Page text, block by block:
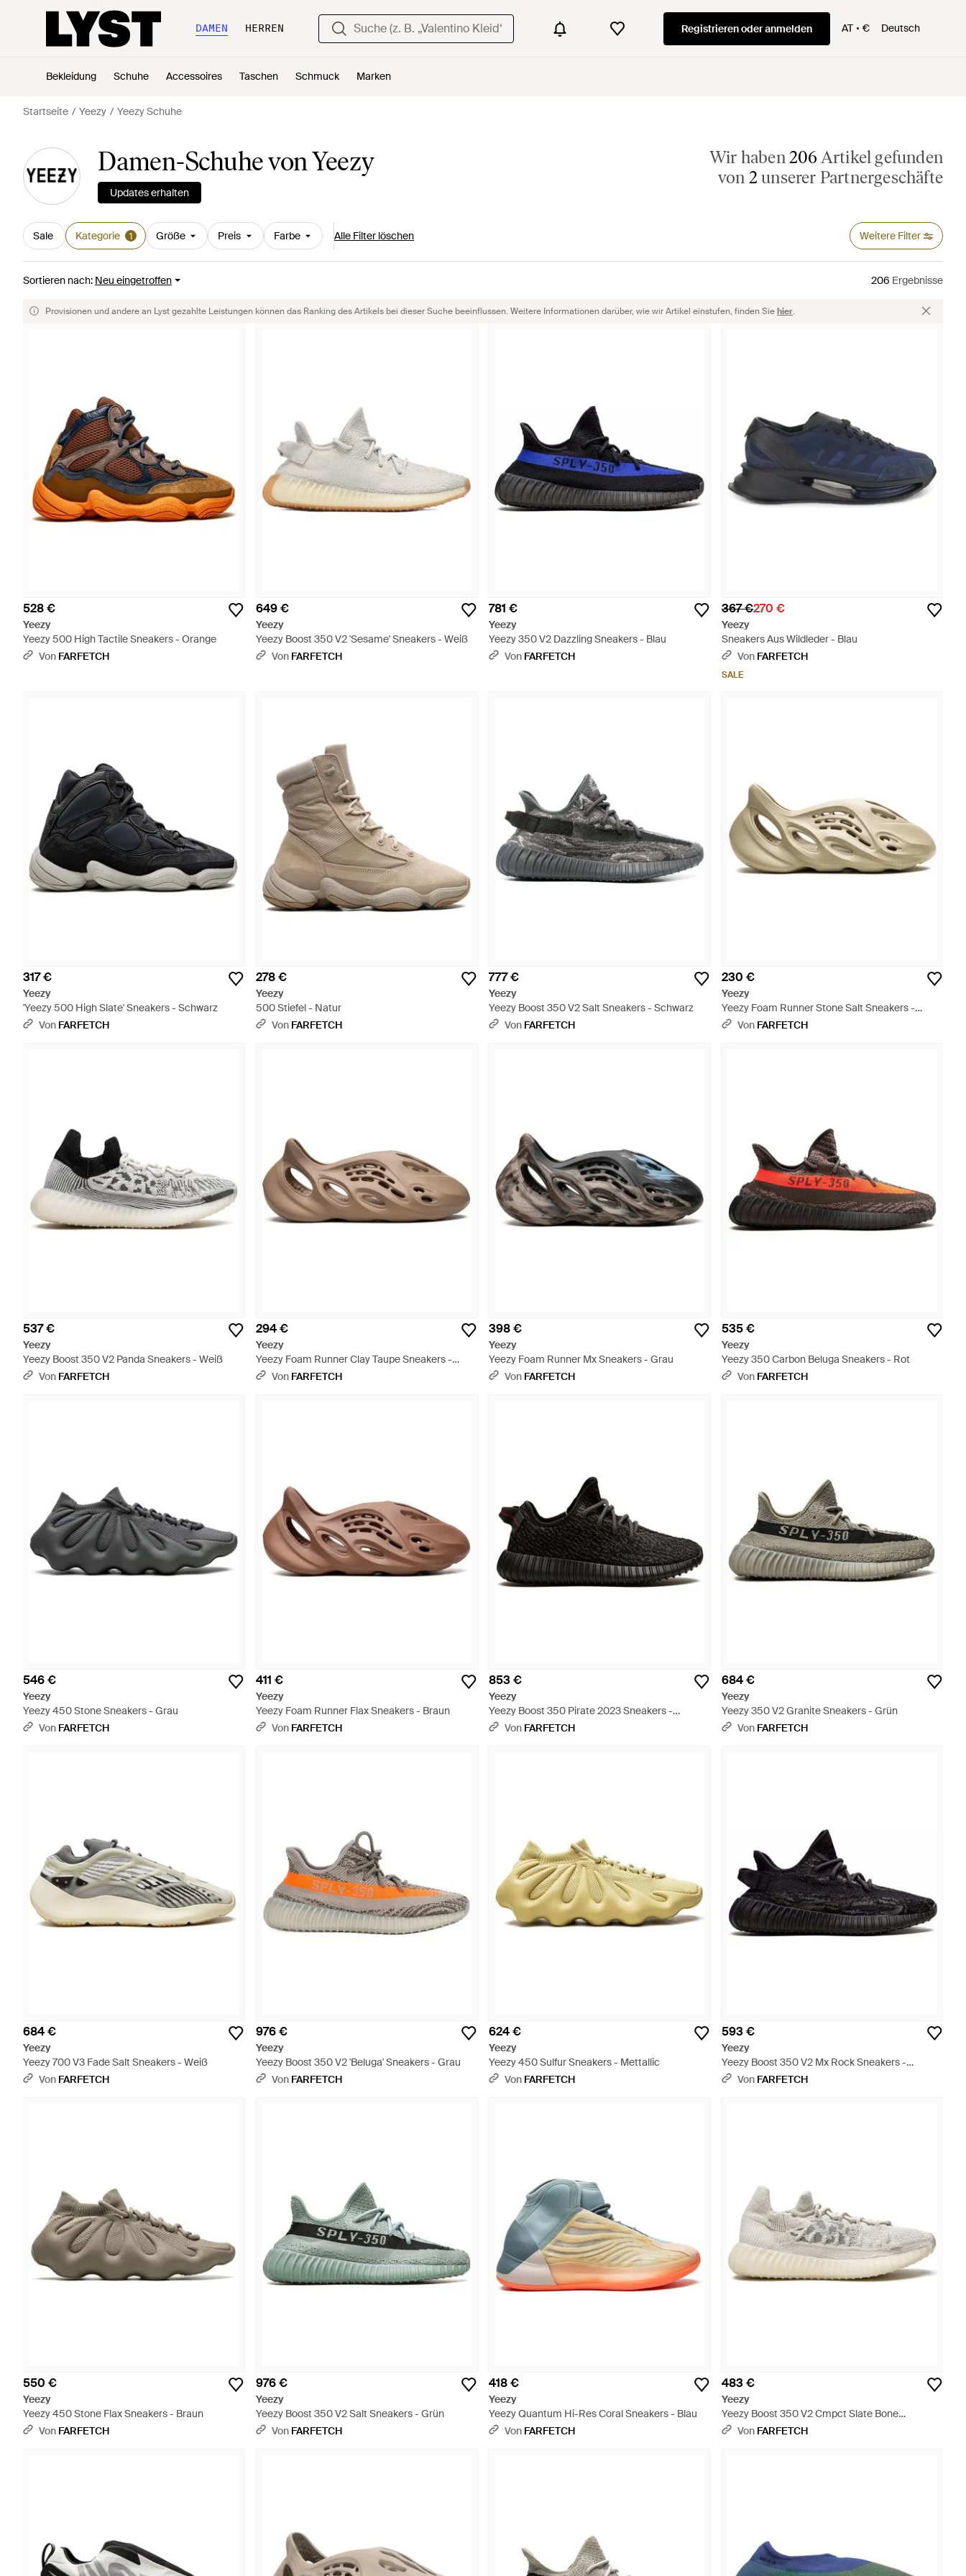
DAMEN HERREN Registrieren oder anmelden AT € Deutsch
Bekleidung Schuhe Accessoires Taschen Schmuck Marken
Startseite Yeezy Yeezy Schuhe
Damen-Schuhe von Yeezy
Updates erhalten
Wir haben206 Artikel gefunden
von 2 unserer Partnergeschäfte
Sale Kategorie 1 Größe Preis Farbe Alle Filter löschen Weitere Filter
Sortieren nach: Neu eingetroffen 206 Ergebnisse
Provisionen und andere an Lyst gezahlte Leistungen können das Ranking des Artikels bei dieser Suche beeinflussen. Weitere Informationen darüber, wie wir Artikel einstufen, finden Siehier.
528 €
Yeezy
Yeezy 500 High Tactile Sneakers - Orange
Von FARFETCH
649 €
Yeezy
Yeezy Boost 350 V2 'Sesame' Sneakers - Weiß
Von FARFETCH
781 €
Yeezy
Yeezy 350 V2 Dazzling Sneakers - Blau
Von FARFETCH
367 €270 €
Yeezy
Sneakers Aus Wildleder - Blau
Von FARFETCH
SALE
317 €
Yeezy
'Yeezy 500 High Slate' Sneakers - Schwarz
Von FARFETCH
278 €
Yeezy
500 Stiefel - Natur
Von FARFETCH
777 €
Yeezy
Yeezy Boost 350 V2 Salt Sneakers - Schwarz
Von FARFETCH
230 €
Yeezy
Yeezy Foam Runner Stone Salt Sneakers -
Natur
Von FARFETCH
537 €
Yeezy
Yeezy Boost 350 V2 Panda Sneakers - Weiß
Von FARFETCH
294 €
Yeezy
Yeezy Foam Runner Clay Taupe Sneakers -
Braun
Von FARFETCH
398 €
Yeezy
Yeezy Foam Runner Mx Sneakers - Grau
Von FARFETCH
535 €
Yeezy
Yeezy 350 Carbon Beluga Sneakers - Rot
Von FARFETCH
546 €
Yeezy
Yeezy 450 Stone Sneakers - Grau
Von FARFETCH
411 €
Yeezy
Yeezy Foam Runner Flax Sneakers - Braun
Von FARFETCH
853 €
Yeezy
Yeezy Boost 350 Pirate 2023 Sneakers -
Schwarz
Von FARFETCH
684 €
Yeezy
Yeezy 350 V2 Granite Sneakers - Grün
Von FARFETCH
684 €
Yeezy
Yeezy 700 V3 Fade Salt Sneakers - Weiß
Von FARFETCH
976 €
Yeezy
Yeezy Boost 350 V2 'Beluga' Sneakers - Grau
Von FARFETCH
624 €
Yeezy
Yeezy 450 Sulfur Sneakers - Mettallic
Von FARFETCH
593 €
Yeezy
Yeezy Boost 350 V2 Mx Rock Sneakers -
Schwarz
Von FARFETCH
550 €
Yeezy
Yeezy 450 Stone Flax Sneakers - Braun
Von FARFETCH
976 €
Yeezy
Yeezy Boost 350 V2 Salt Sneakers - Grün
Von FARFETCH
418 €
Yeezy
Yeezy Quantum Hi-Res Coral Sneakers - Blau
Von FARFETCH
483 €
Yeezy
Yeezy Boost 350 V2 Cmpct Slate Bone
Sneakers - Weiß
Von FARFETCH